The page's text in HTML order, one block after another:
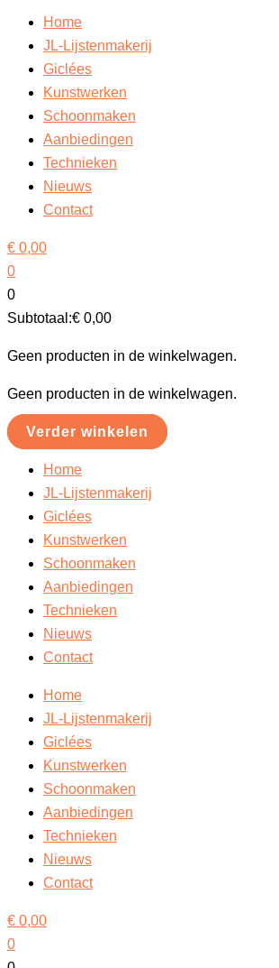
Home
JL-Lijstenmakerij
Giclées
Kunstwerken
Schoonmaken
Aanbiedingen
Technieken
Nieuws
Contact
€ 0,00
0
0
Subtotaal:€ 0,00
Geen producten in de winkelwagen.
Geen producten in de winkelwagen.
Verder winkelen
Home
JL-Lijstenmakerij
Giclées
Kunstwerken
Schoonmaken
Aanbiedingen
Technieken
Nieuws
Contact
Home
JL-Lijstenmakerij
Giclées
Kunstwerken
Schoonmaken
Aanbiedingen
Technieken
Nieuws
Contact
€ 0,00
0